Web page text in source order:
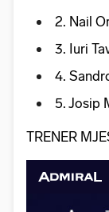
2. Nail
3. Iuri
4.
5. Josip
TRENER